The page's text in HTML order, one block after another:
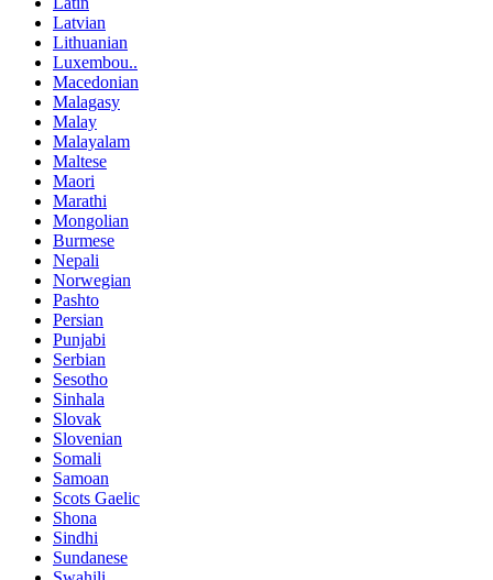
Latvian
Lithuanian
Luxembou..
Macedonian
Malagasy
Malay
Malayalam
Maltese
Maori
Marathi
Mongolian
Burmese
Nepali
Norwegian
Pashto
Persian
Punjabi
Serbian
Sesotho
Sinhala
Slovak
Slovenian
Somali
Samoan
Scots Gaelic
Shona
Sindhi
Sundanese